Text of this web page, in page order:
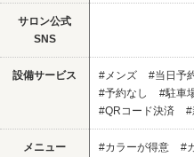
サロン公式
SNS
設備サービス #メンズ #当日予
#予約なし
#駐車
#QRコード決済
#
メニュー #カラーが得意 #